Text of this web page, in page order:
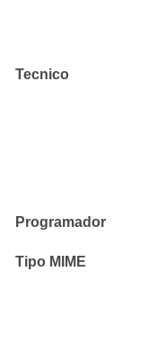
Tecnico
Programador
Tipo MIME